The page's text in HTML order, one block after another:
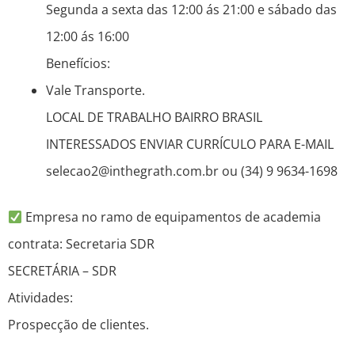
Segunda a sexta das 12:00 ás 21:00 e sábado das
12:00 ás 16:00
Benefícios:
Vale Transporte.
LOCAL DE TRABALHO BAIRRO BRASIL
INTERESSADOS ENVIAR CURRÍCULO PARA E-MAIL
selecao2@inthegrath.com.br ou (34) 9 9634-1698
Empresa no ramo de equipamentos de academia
contrata: Secretaria SDR
SECRETÁRIA – SDR
Atividades:
Prospecção de clientes.